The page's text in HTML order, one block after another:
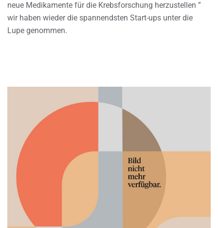
neue Medikamente für die Krebsforschung herzustellen ”
wir haben wieder die spannendsten Start-ups unter die
Lupe genommen.